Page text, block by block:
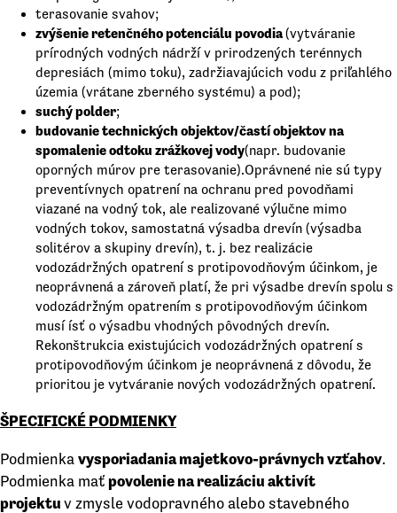
terasovanie svahov;
zvýšenie retenčného potenciálu povodia(vytváranie
prírodných vodných nádrží v prirodzených terénnych
depresiách (mimo toku), zadržiavajúcich vodu z priľahlého
územia (vrátane zberného systému) a pod);
suchý polder;
budovanie technických objektov/častí objektov na
spomalenie odtoku zrážkovej vody(napr. budovanie
oporných múrov pre terasovanie).Oprávnené nie sú typy
preventívnych opatrení na ochranu pred povodňami
viazané na vodný tok, ale realizované výlučne mimo
vodných tokov, samostatná výsadba drevín (výsadba
solitérov a skupiny drevín), t. j. bez realizácie
vodozádržných opatrení s protipovodňovým účinkom, je
neoprávnená a zároveň platí, že pri výsadbe drevín spolu s
vodozádržným opatrením s protipovodňovým účinkom
musí ísť o výsadbu vhodných pôvodných drevín.
Rekonštrukcia existujúcich vodozádržných opatrení s
protipovodňovým účinkom je neoprávnená z dôvodu, že
prioritou je vytváranie nových vodozádržných opatrení.
ŠPECIFICKÉ PODMIENKY
Podmienka vysporiadania majetkovo-právnych vzťahov.
Podmienka mať povolenie na realizáciu aktivít
projektu v zmysle vodopravného alebo stavebného